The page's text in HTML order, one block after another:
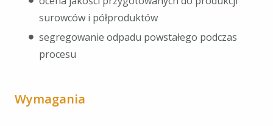
surowców i półproduktów
segregowanie odpadu powstałego podczas
procesu
Wymagania